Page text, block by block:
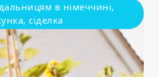
в німеччині,
сіделка